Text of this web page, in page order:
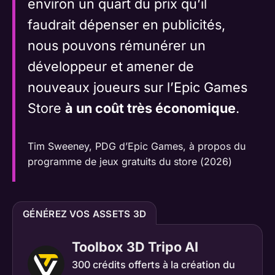
environ un quart du prix qu’il
faudrait dépenser en publicités,
nous pouvons rémunérer un
développeur et amener de
nouveaux joueurs sur l’Epic Games
Store à un coût très économique.
Tim Sweeney, PDG d’Epic Games, à propos du
programme de jeux gratuits du store (2026)
GÉNÉREZ VOS ASSETS 3D
Toolbox 3D Tripo AI
300 crédits offerts à la création du